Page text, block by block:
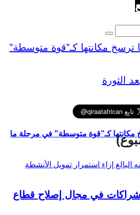
مكانتها كـ”قوة متوسطة” في مرحلة ما
في مجال إصلاح قطاع